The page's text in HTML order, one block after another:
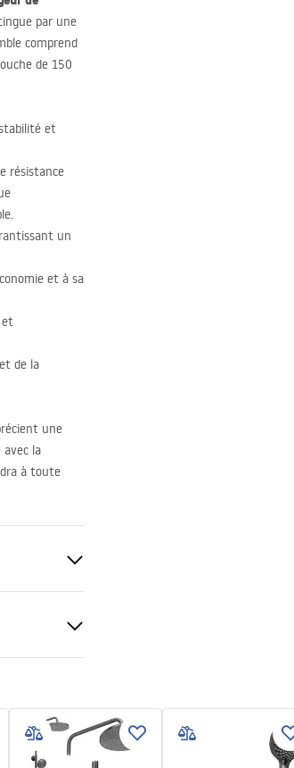
par une
comprend
de 150
et
résistance
un
et à sa
et
de la
une
la
à toute